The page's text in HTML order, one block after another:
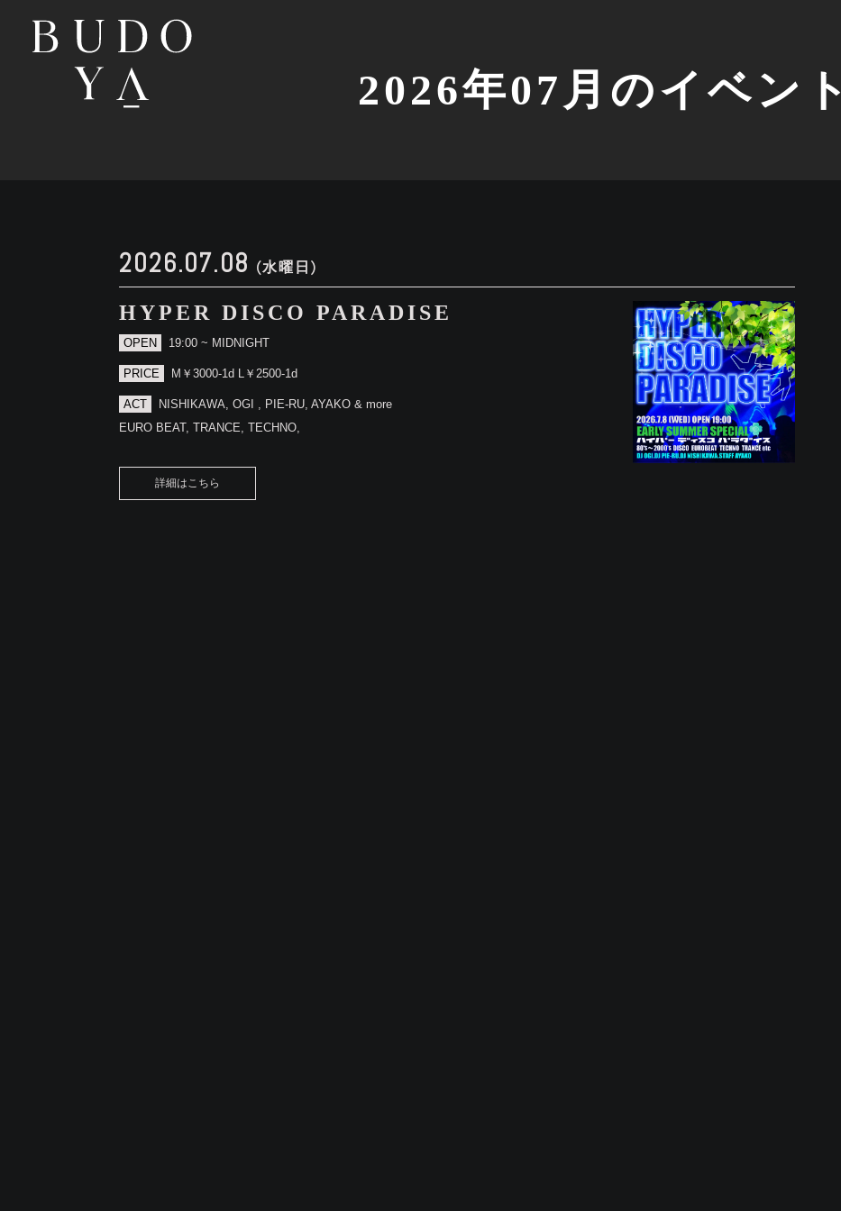
2026年07月のイベント
2026.07.08 (水曜日)
HYPER DISCO PARADISE
OPEN 19:00 ~ MIDNIGHT
PRICE M￥3000-1d L￥2500-1d
ACT
NISHIKAWA, OGI , PIE-RU, AYAKO & more
EURO BEAT, TRANCE, TECHNO,
詳細はこちら